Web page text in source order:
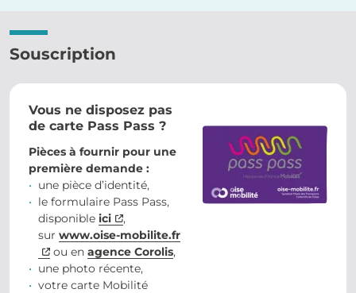
Souscription
Vous ne disposez pas
de carte Pass Pass ?
Pièces à fournir pour une
première demande :
une pièce d’identité,
le formulaire Pass Pass,
disponible ici
,
sur www.oise-mobilite.fr
ou en agence Corolis,
une photo récente,
votre carte Mobilité